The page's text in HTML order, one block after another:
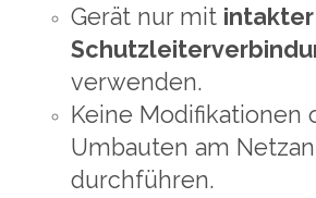
Gerät nur mit intakter
verwenden.
Keine Modifikationen
Umbauten am
durchführen.